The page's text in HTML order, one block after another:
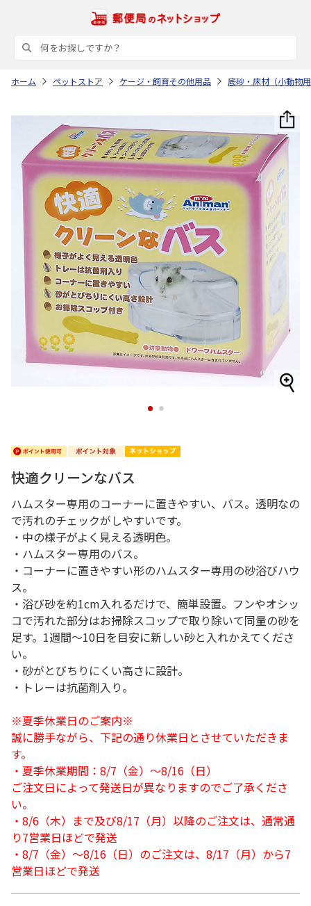
ホーム ペットストア ケージ・飼育その他用品 底砂・床材（小動物
1 2
快適クリーンなバス
ハムスター専用のコーナーに置きやすい、バス。透明なの
で汚れのチェックがしやすいです。
・中の様子がよく見える透明色。
・ハムスター専用のバス。
・コーナーに置きやすい形のハムスター専用の砂浴びハウ
ス。
・浴び砂を約1cm入れるだけで、簡単設置。フンやオシッ
コで汚れた部分はお掃除スコップで取り除いて同量の砂を
足す。1週間～10日を目安に新しい砂と入れかえてくださ
い。
・砂がとびちりにくい高さに設計。
・トレーは抗菌剤入り。
※夏季休業日のご案内※
誠に勝手ながら、下記の通り休業日とさせていただきま
す。
・夏季休業期間：8/7（金）～8/16（日）
ご注文日によって発送日が異なりますのでご了承くださ
い。
・8/6（木）まで及び8/17（月）以降のご注文は、通常通
り7営業日ほどで発送
・8/7（金）～8/16（日）のご注文は、8/17（月）から7
営業日ほどで発送